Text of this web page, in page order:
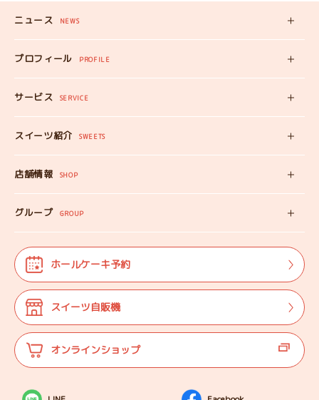
ホールケーキ予約
スイーツ自販機
オンラインショップ
ニュース NEWS
新着記事
プロフィール PROFILE
みいちゃんのプロフィール
みいちゃんママの
サービス SERVICE
スイーツ自販機
工房見学
みいちゃんのSDGS
お仕事体験
よくある質問
スイーツ紹介 SWEETS
みいちゃんのスイーツ
オンラインショップ
店舗情報 SHOP
店舗情報
マップ
法人･団体様向け
ご案内
代表プロフィール
登壇実績
グループ GROUP
株式会社TANEBI
Shining Children
自分探しを